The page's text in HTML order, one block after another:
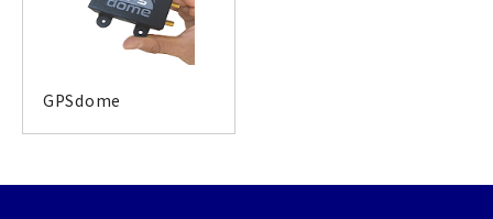
GPSdome